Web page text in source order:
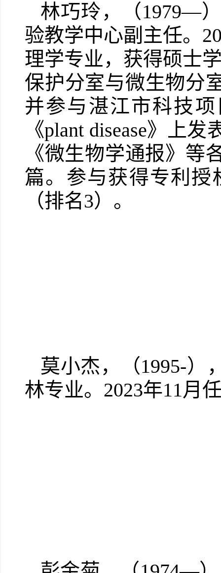
林巧玲，（1979—
验教学中心副主任。
理学专业，获得硕士
保护分室与微生物分
并参与湛江市科技
《plant disease》上
《微生物学通报》等
篇。参与获得专利授
（排名3）。
莫小杰，（1995-）
林专业。2023年11月